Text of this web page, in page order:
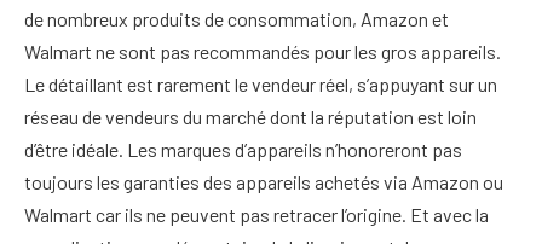
de nombreux produits de consommation, Amazon et
Walmart ne sont pas recommandés pour les gros appareils.
Le détaillant est rarement le vendeur réel, s’appuyant sur un
réseau de vendeurs du marché dont la réputation est loin
d’être idéale. Les marques d’appareils n’honoreront pas
toujours les garanties des appareils achetés via Amazon ou
Walmart car ils ne peuvent pas retracer l’origine. Et avec la